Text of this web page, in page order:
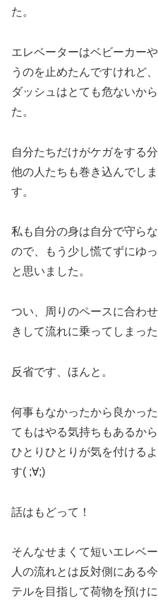
た。
エレベーターはベビーカー
うのを止めたんですけれど
ダッシュはとても危ないか
た。
自分たちだけがケガをする
他の人たちも巻き込んでし
す。
私も自分の身は自分で守ら
ので、もう少し慌てずにゆ
と思いました。
つい、周りのペースに合わ
きして流れに乗ってしまった
反省です、ほんと。
何事もなかったから良かっ
てもはやる気持ちもあるか
ひとりひとりが気を付ける
す( ;∀;)
話はもどって！
そんなせまくて短いエレベ
人の流れとは反対側にある
テルを目指して荷物を預けに